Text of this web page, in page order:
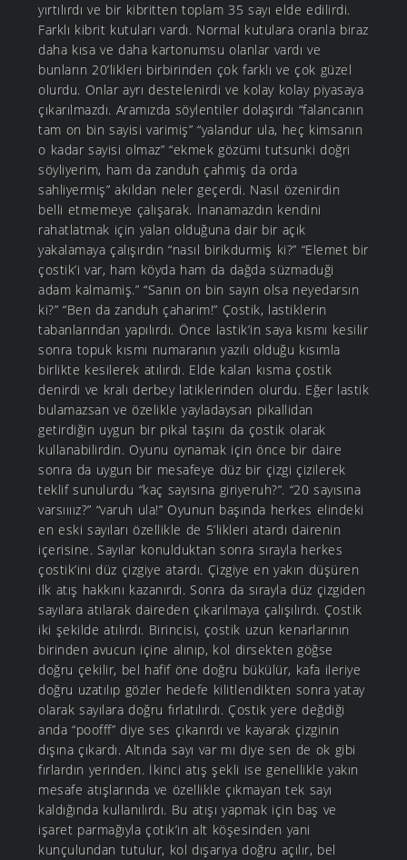
yırtılırdı ve bir kibritten toplam 35 sayı elde edilirdi.
Farklı kibrit kutuları vardı. Normal kutulara oranla biraz
daha kısa ve daha kartonumsu olanlar vardı ve
bunların 20’likleri birbirinden çok farklı ve çok güzel
olurdu. Onlar ayrı destelenirdi ve kolay kolay piyasaya
çıkarılmazdı. Aramızda söylentiler dolaşırdı “falancanın
tam on bin sayisi varimiş” “yalandur ula, heç kimsanın
o kadar sayisi olmaz” “ekmek gözümi tutsunki doğri
söyliyerim, ham da zanduh çahmiş da orda
sahliyermiş” akıldan neler geçerdi. Nasıl özenirdin
belli etmemeye çalışarak. İnanamazdın kendini
rahatlatmak için yalan olduğuna dair bir açık
yakalamaya çalışırdın “nasıl birikdurmiş ki?” “Elemet bir
çostik’i var, ham köyda ham da dağda süzmaduği
adam kalmamiş.” “Sanın on bin sayın olsa neyedarsın
ki?” “Ben da zanduh çaharim!” Çostik, lastiklerin
tabanlarından yapılırdı. Önce lastik’in saya kısmı kesilir
sonra topuk kısmı numaranın yazılı olduğu kısımla
birlikte kesilerek atılırdı. Elde kalan kısma çostik
denirdi ve kralı derbey latiklerinden olurdu. Eğer lastik
bulamazsan ve özelikle yayladaysan pikallidan
getirdiğin uygun bir pikal taşını da çostik olarak
kullanabilirdin. Oyunu oynamak için önce bir daire
sonra da uygun bir mesafeye düz bir çizgi çizilerek
teklif sunulurdu “kaç sayısına giriyeruh?”. “20 sayısına
varsıııız?” “varuh ula!” Oyunun başında herkes elindeki
en eski sayıları özellikle de 5’likleri atardı dairenin
içerisine. Sayılar konulduktan sonra sırayla herkes
çostik’ini düz çizgiye atardı. Çizgiye en yakın düşüren
ilk atış hakkını kazanırdı. Sonra da sırayla düz çizgiden
sayılara atılarak daireden çıkarılmaya çalışılırdı. Çostik
iki şekilde atılırdı. Birincisi, çostik uzun kenarlarının
birinden avucun içine alınıp, kol dirsekten göğse
doğru çekilir, bel hafif öne doğru bükülür, kafa ileriye
doğru uzatılıp gözler hedefe kilitlendikten sonra yatay
olarak sayılara doğru fırlatılırdı. Çostik yere değdiği
anda “poofff” diye ses çıkarırdı ve kayarak çizginin
dışına çıkardı. Altında sayı var mı diye sen de ok gibi
fırlardın yerinden. İkinci atış şekli ise genellikle yakın
mesafe atışlarında ve özellikle çıkmayan tek sayı
kaldığında kullanılırdı. Bu atışı yapmak için baş ve
işaret parmağıyla çotik’in alt köşesinden yani
kunçulundan tutulur, kol dışarıya doğru açılır, bel